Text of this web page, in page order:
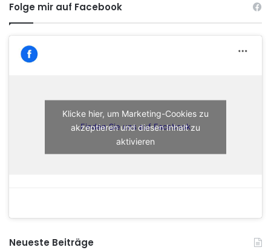
Folge mir auf Facebook
Finden Sie uns auf Facebook
Klicke hier, um Marketing-Cookies zu
akzeptieren und diesen Inhalt zu
aktivieren
Neueste Beiträge